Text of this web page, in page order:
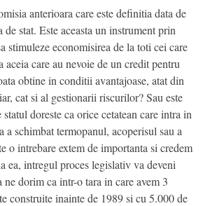
anterioara care este definitia data de
stat. Este aceasta un instrument prin
stimuleze economisirea de la toti cei care
aceia care au nevoie de un credit pentru
obtine in conditii avantajoase, atat din
cat si al gestionarii riscurilor? Sau este
doreste ca orice cetatean care intra in
a schimbat termopanul, acoperisul sau a
o intrebare extem de importanta si credem
ea, intregul proces legislativ va deveni
dorim ca intr-o tara in care avem 3
construite inainte de 1989 si cu 5.000 de